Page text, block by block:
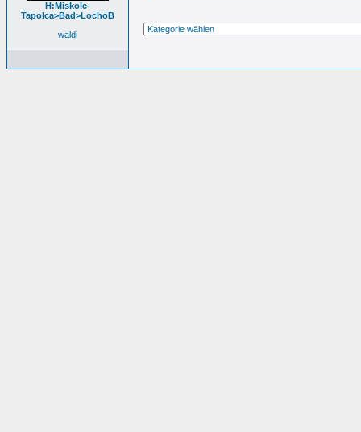
H:Miskolc-
Tapolca>Bad>LochoB
waldi